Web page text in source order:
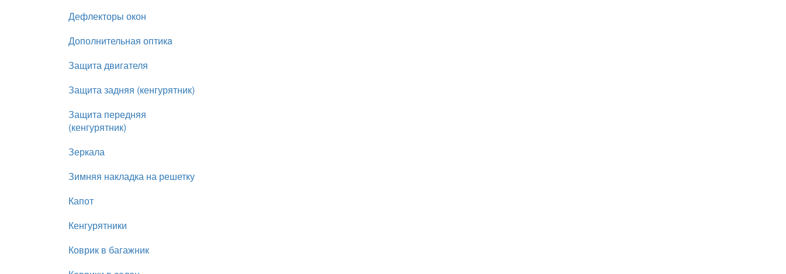
Дефлекторы окон
Дополнительная оптикa
Защита двигателя
Защита задняя (кенгурятник)
Защита передняя
(кенгурятник)
Зеркала
Зимняя накладка на решетку
Капот
Кенгурятники
Коврик в багажник